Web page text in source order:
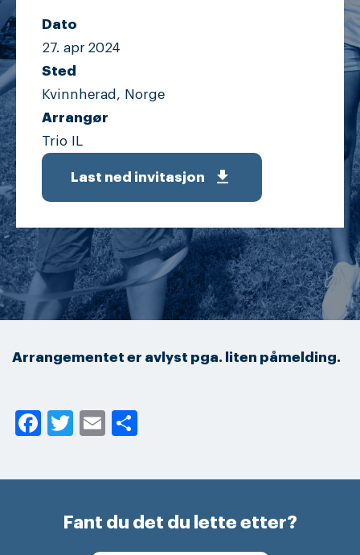
Dato
27. apr 2024
Sted
Kvinnherad, Norge
Arrangør
Trio IL
Last ned invitasjon get_app
Arrangementet er avlyst pga. liten påmelding.
Facebook
Twitter
Email
Fant du det du lette etter?